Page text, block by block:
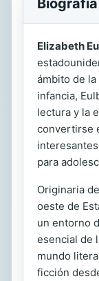
Elizabeth
ámbito de
infancia,
lectura y la
convertirse
para
Originaria
oeste de
un entorno
esencial de
mundo
ficción